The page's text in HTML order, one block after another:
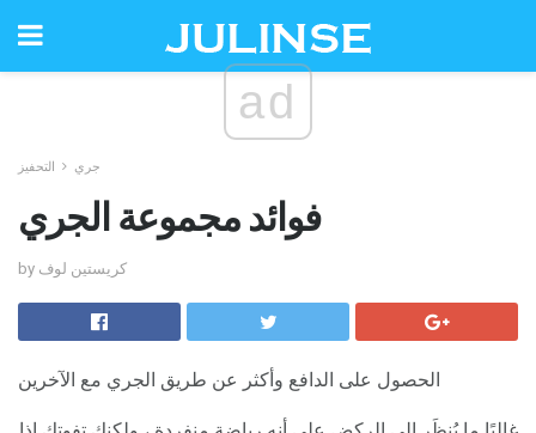
ad
جري التحفيز
فوائد مجموعة الجري
by كريستين لوف
الحصول على الدافع وأكثر عن طريق الجري مع الآخرين